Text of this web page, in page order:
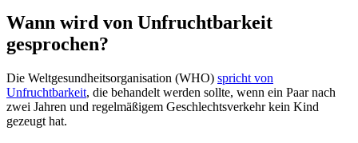
Wann wird von Unfruchtbarkeit
gesprochen?
Die Weltgesundheitsorganisation (WHO) spricht von
Unfruchtbarkeit, die behandelt werden sollte, wenn ein Paar nach
zwei Jahren und regelmäßigem Geschlechtsverkehr kein Kind
gezeugt hat.